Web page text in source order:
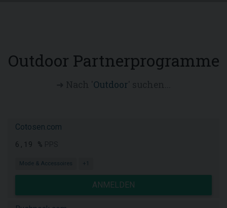
Outdoor Partnerprogramme
Outdoor
Cotosen.com
6,19 %
Mode & Accessoires +1
ANMELDEN